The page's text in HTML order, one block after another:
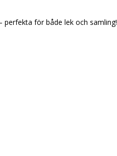
för både lek och samling!